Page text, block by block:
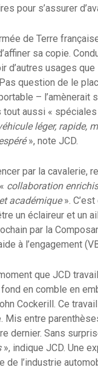
pour s’assurer
de Terre
sa copie.
d’autres usages
Pas question de le
– l’amènerait
aussi « spéciales
léger, rapide,
», note JCD.
par la cavalerie,
collaboration
académique».
un éclaireur et un
par la
à l’engagement
que JCD
en comble en
Cockerill. Ce
Mis entre
dernier. Sans
», indique JCD. Une
de l’industrie